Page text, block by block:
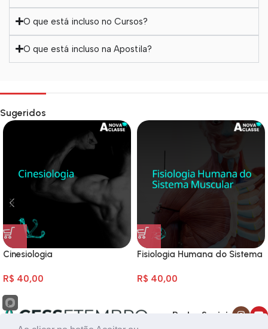
O que está incluso no Cursos?
O que está incluso na Apostila?
Sugeridos
Cinesiologia
R$ 40,00
Fisiologia Humana do Sistema
R$ 40,00
Redes Sociais